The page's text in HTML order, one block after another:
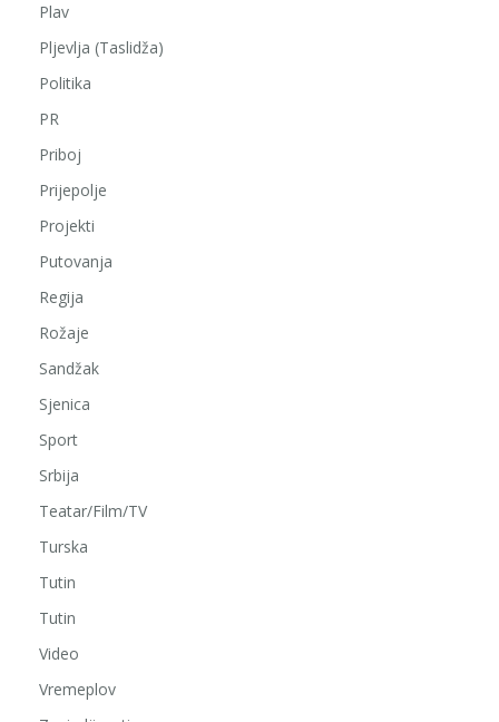
Plav
Pljevlja (Taslidža)
Politika
PR
Priboj
Prijepolje
Projekti
Putovanja
Regija
Rožaje
Sandžak
Sjenica
Sport
Srbija
Teatar/Film/TV
Turska
Tutin
Tutin
Video
Vremeplov